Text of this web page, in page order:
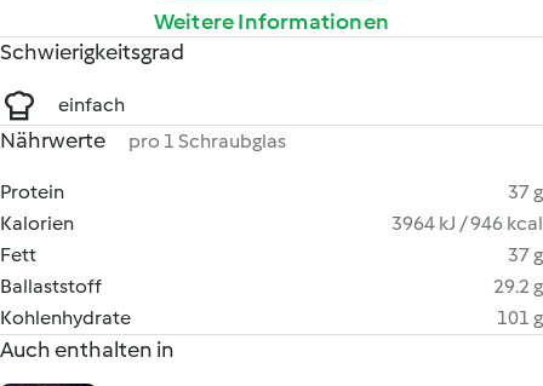
Weitere Informationen
Schwierigkeitsgrad
einfach
Nährwerte pro 1 Schraubglas
Protein
37 g
Kalorien
3964 kJ / 946 kcal
Fett
37 g
Ballaststoff
29.2 g
Kohlenhydrate
101 g
Auch enthalten in